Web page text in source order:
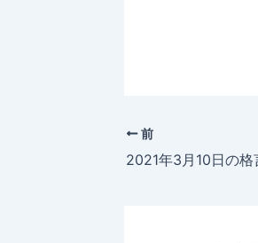
前
2021年3月10日の格